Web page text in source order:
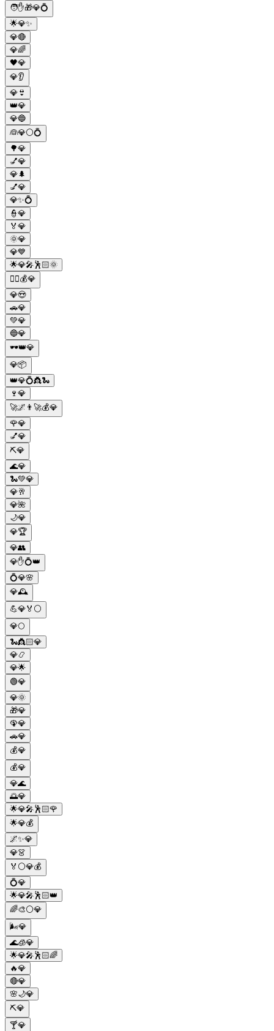
🧑✋🎁💎💍
🌟💎✨
💎🔴
💎🌈
🖤💎
💎👂
💎👙
👑💎
💎🔵
👰💎⚪💍
🌳💎
💅💎
💎🌲
💅💎
💎✨💍
👮💎
🏅💎
🌞💎
💎💙
🌟💎🎤🕺🏻🌞
🦹‍♀️💰💎
💎😍
🚗💎
💚💎
🔵💎
🕶️👑💎
💎📦
👑💎💍👸🐍
🍷💎
🚀🌌👨‍🚀💰💎
🌹💎
💅💎
⛏💎
🌊💎
🐍💚💎
💎🥂
💎🌺
🌙💎
💎🏆
💎👥
💎✋💍👑
💍💎🌸
💎🕰️
💪💎🏅⚪
💎🌕
🐍👸🏻💎
💎📿
💎🌟
🟢💎
💎🌞
🎁💎
🦚💎
🚗💎
💰💎
💰💎
💎🌊
🌅💎
🌟💎🎤🕺🏻🌹
🌟💎💰
🌌✨💎
💎👗
🏅⚪💎💰
💍💎
🌟💎🎤🕺🏻👑
🌈🎨⚪💎
🌬️💎
🌊🧊💎
🌟💎🎤🕺🏻🌈
🔥💎
🔴💎
🌸🌙💎
⛏️💎
🍸💎